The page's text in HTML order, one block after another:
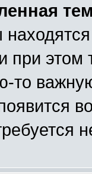
при этом
то